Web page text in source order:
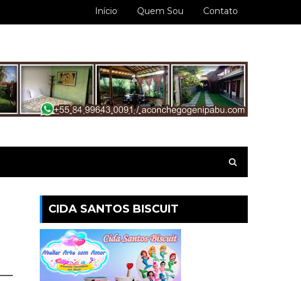
Início Quem Sou Contato
CIDA SANTOS BISCUIT